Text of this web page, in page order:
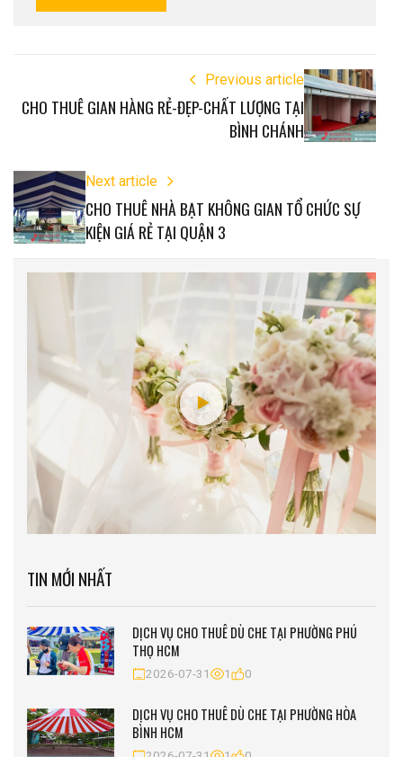
Previous article
CHO THUÊ GIAN HÀNG RẺ-ĐẸP-CHẤT LƯỢNG TẠI
BÌNH CHÁNH
Next article
CHO THUÊ NHÀ BẠT KHÔNG GIAN TỔ CHỨC SỰ
KIỆN GIÁ RẺ TẠI QUẬN 3
TIN MỚI NHẤT
DỊCH VỤ CHO THUÊ DÙ CHE TẠI PHƯỜNG PHÚ
THỌ HCM
2026-07-31 1 0
DỊCH VỤ CHO THUÊ DÙ CHE TẠI PHƯỜNG HÒA
BÌNH HCM